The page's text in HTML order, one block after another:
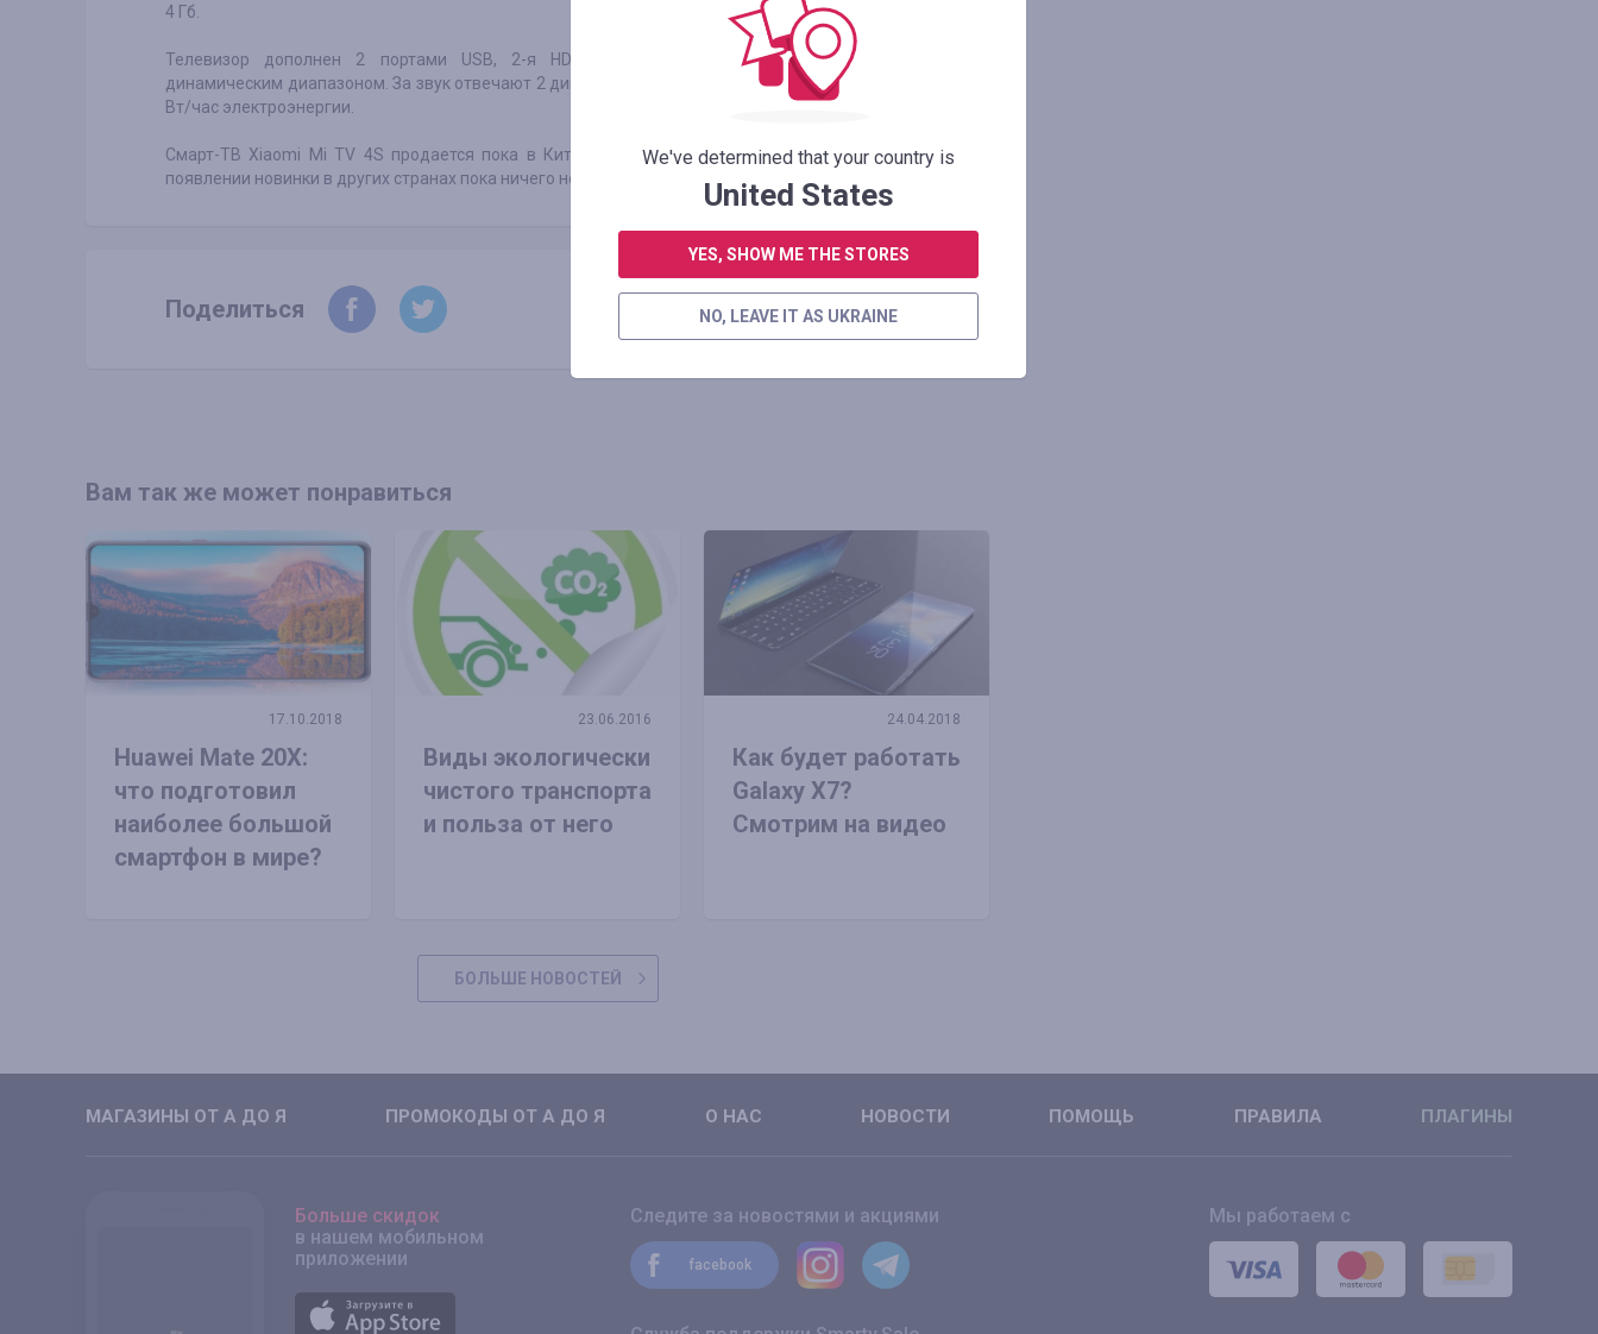
4 Гб.
Телевизор дополнен 2 портами USB, 2-я HDMI и одним LAN, плюс расширенным
динамическим диапазоном. За звук отвечают 2 динамика по 10 Ватт. Новинка потребляет 50
Вт/час электроэнергии.
Смарт-ТВ Xiaomi Mi TV 4S продается пока в Китае, а его стоимость равна лишь $190! О
появлении новинки в других странах пока ничего не сообщается.
Поделиться Скопировать ссылку
Вам так же может понравиться
17.10.2018
Huawei Mate 20X:
что подготовил
наиболее большой
смартфон в мире?
23.06.2016
Виды экологически
чистого транспорта
и польза от него
24.04.2018
Как будет работать
Galaxy X7?
Смотрим на видео
БОЛЬШЕ НОВОСТЕЙ
МАГАЗИНЫ ОТ А ДО Я ПРОМОКОДЫ ОТ А ДО Я О НАС НОВОСТИ ПОМОЩЬ ПРАВИЛА ПЛАГИНЫ
Больше скидок
в нашем мобильном
приложении
Мы работаем с
Следите за новостями и акциями
facebook
We've determined that your country is
United States
YES, SHOW ME THE STORES
NO, LEAVE IT AS UKRAINE